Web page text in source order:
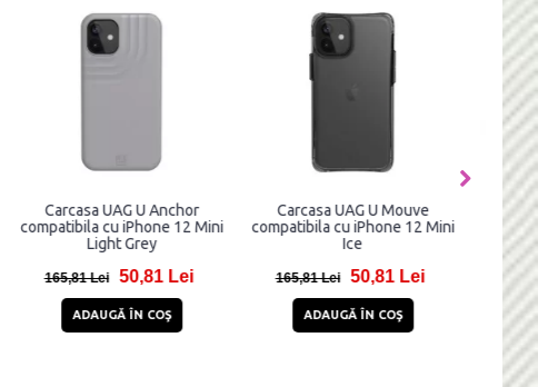
Carcasa UAG U Anchor
compatibila cu iPhone 12 Mini
Light Grey
165,81 Lei 50,81 Lei
ADAUGĂ ÎN COŞ
Carcasa UAG U Mouve
compatibila cu iPhone 12 Mini
Ice
165,81 Lei 50,81 Lei
ADAUGĂ ÎN COŞ